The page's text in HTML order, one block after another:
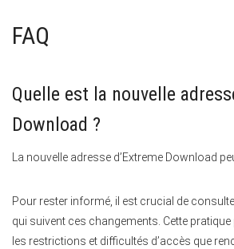
FAQ
Quelle est la nouvelle
Download ?
La nouvelle adresse d’Extreme Download
Pour rester informé, il est crucial de
qui suivent ces changements. Cette
les restrictions et difficultés d’accès que